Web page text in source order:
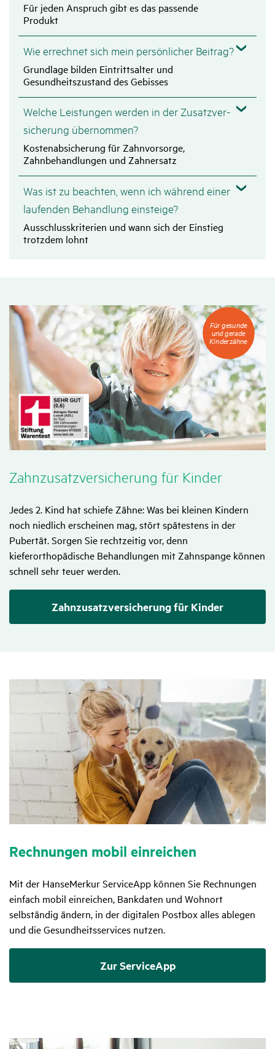
Für jeden Anspruch gibt es das passende
Produkt
Wie errechnet sich mein persön­li­cher Beitrag?
Grundlage bilden Eintrittsalter und
Gesundheitszustand des Gebisses
Welche Leis­tungen werden in der Zusatz­ver­
si­che­rung über­nommen?
Kostenabsicherung für Zahnvorsorge,
Zahnbehandlungen und Zahnersatz
Was ist zu beachten, wenn ich während einer
laufenden Behand­lung einsteige?
Ausschlusskriterien und wann sich der Einstieg
trotzdem lohnt
Zahn­zu­satz­ver­si­che­rung für Kinder
Jedes 2. Kind hat schiefe Zähne: Was bei kleinen Kindern
noch niedlich erscheinen mag, stört spätestens in der
Pubertät. Sorgen Sie rechtzeitig vor, denn
kieferorthopädische Behandlungen mit Zahnspange können
schnell sehr teuer werden.
Zahnzusatzversicherung für Kinder
Für
gesunde
und
gerade
Kinderzähne
Für gesunde
und gerade
Kinderzähne
Rech­nungen mobil einrei­chen
Mit der HanseMerkur ServiceApp können Sie Rechnungen
einfach mobil einreichen, Bankdaten und Wohnort
selbständig ändern, in der digitalen Postbox alles ablegen
und die Gesundheitsservices nutzen.
Zur ServiceApp